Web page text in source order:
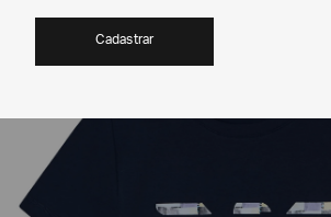
Cadastrar